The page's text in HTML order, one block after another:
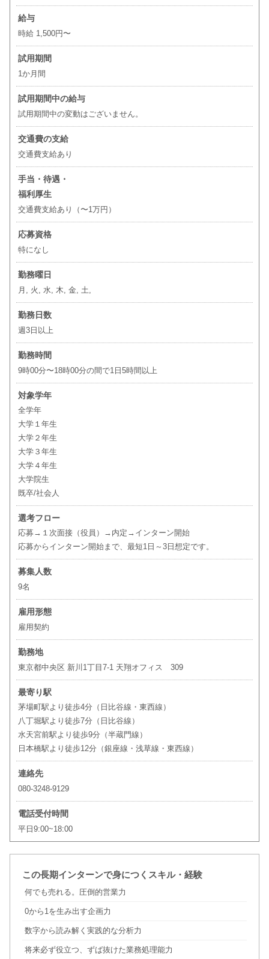
給与
時給 1,500円〜
試用期間
1か月間
試用期間中の給与
試用期間中の変動はございません。
交通費の支給
交通費支給あり
手当・待遇・
福利厚生
交通費支給あり（〜1万円）
応募資格
特になし
勤務曜日
月, 火, 水, 木, 金, 土,
勤務日数
週3日以上
勤務時間
9時00分〜18時00分の間で1日5時間以上
対象学年
全学年
大学１年生
大学２年生
大学３年生
大学４年生
大学院生
既卒/社会人
選考フロー
応募→１次面接（役員）→内定→インターン開始
応募からインターン開始まで、最短1日～3日想定です。
募集人数
9名
雇用形態
雇用契約
勤務地
東京都中央区 新川1丁目7-1 天翔オフィス 309
最寄り駅
茅場町駅より徒歩4分（日比谷線・東西線）
八丁堀駅より徒歩7分（日比谷線）
水天宮前駅より徒歩9分（半蔵門線）
日本橋駅より徒歩12分（銀座線・浅草線・東西線）
連絡先
080-3248-9129
電話受付時間
平日9:00~18:00
この長期インターンで身につくスキル・経験
何でも売れる。圧倒的営業力
0から1を生み出す企画力
数字から読み解く実践的な分析力
将来必ず役立つ、ずば抜けた業務処理能力